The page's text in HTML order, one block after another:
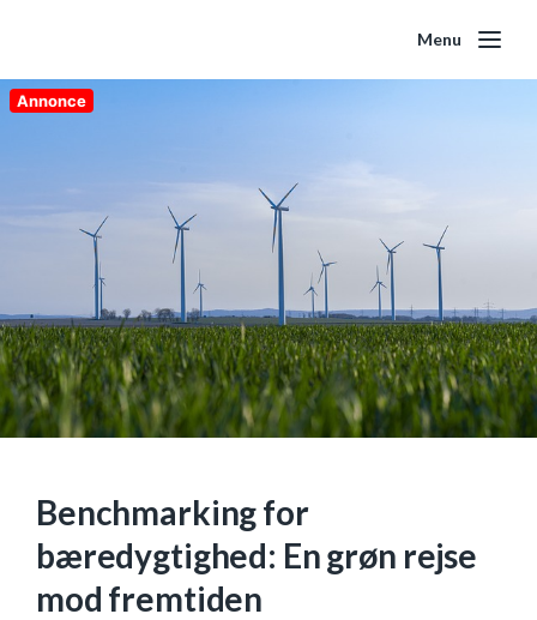
Menu
Annonce
Benchmarking for
bæredygtighed: En grøn rejse
mod fremtiden